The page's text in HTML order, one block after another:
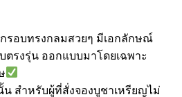
รอบทรงกลมสวยๆ มีเอกลักษณ์
ตรงรุ่น ออกแบบมาโดยเฉพาะ
น สำหรับผู้ที่สั่งจองบูชาเหรียญไม่